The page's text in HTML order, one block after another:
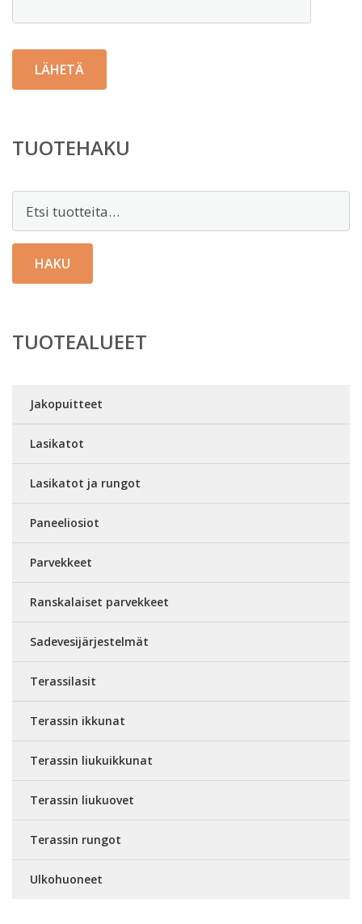
TUOTEHAKU
HAKU
TUOTEALUEET
Jakopuitteet
Lasikatot
Lasikatot ja rungot
Paneeliosiot
Parvekkeet
Ranskalaiset parvekkeet
Sadevesijärjestelmät
Terassilasit
Terassin ikkunat
Terassin liukuikkunat
Terassin liukuovet
Terassin rungot
Ulkohuoneet